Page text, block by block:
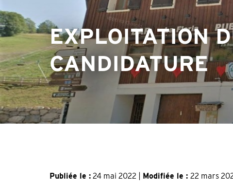
EXPLOITATION
CANDIDATURE
Publiée le : 24 mai 2022 | Modifiée le : 22 mars